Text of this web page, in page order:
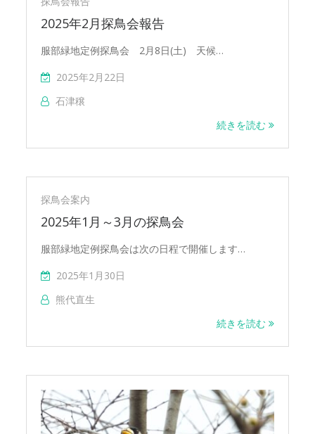
2025年2月探鳥会報告
服部緑地定例探鳥会 2月8日(土) 天候…
2025年2月22日
石津穣
続きを読む
探鳥会案内
2025年1月～3月の探鳥会
服部緑地定例探鳥会は次の日程で開催します…
2025年1月30日
熊代直生
続きを読む